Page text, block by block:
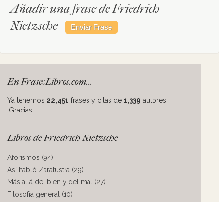
Añadir una frase de Friedrich
Nietzsche
En FrasesLibros.com...
Ya tenemos 22,451 frases y citas de 1,339 autores.
¡Gracias!
Libros de Friedrich Nietzsche
Aforismos (94)
Así habló Zaratustra (29)
Más allá del bien y del mal (27)
Filosofía general (10)